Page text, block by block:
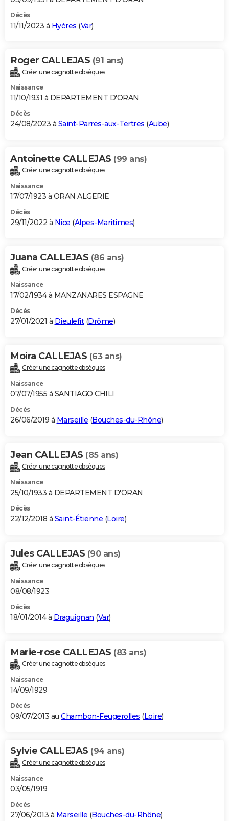
Décès
11/11/2023 à Hyères (Var)
Roger CALLEJAS (91 ans)
Créer une cagnotte obsèques
Naissance
11/10/1931 à DEPARTEMENT D'ORAN
Décès
24/08/2023 à Saint-Parres-aux-Tertres (Aube)
Antoinette CALLEJAS (99 ans)
Créer une cagnotte obsèques
Naissance
17/07/1923 à ORAN ALGERIE
Décès
29/11/2022 à Nice (Alpes-Maritimes)
Juana CALLEJAS (86 ans)
Créer une cagnotte obsèques
Naissance
17/02/1934 à MANZANARES ESPAGNE
Décès
27/01/2021 à Dieulefit(Drôme)
Moira CALLEJAS (63 ans)
Créer une cagnotte obsèques
Naissance
07/07/1955 à SANTIAGO CHILI
Décès
26/06/2019 à Marseille (Bouches-du-Rhône)
Jean CALLEJAS (85 ans)
Créer une cagnotte obsèques
Naissance
25/10/1933 à DEPARTEMENT D'ORAN
Décès
22/12/2018 à Saint-Étienne (Loire)
Jules CALLEJAS (90 ans)
Créer une cagnotte obsèques
Naissance
08/08/1923
Décès
18/01/2014 à Draguignan (Var)
Marie-rose CALLEJAS (83 ans)
Créer une cagnotte obsèques
Naissance
14/09/1929
Décès
09/07/2013 au Chambon-Feugerolles (Loire)
Sylvie CALLEJAS (94 ans)
Créer une cagnotte obsèques
Naissance
03/05/1919
Décès
27/06/2013 à Marseille (Bouches-du-Rhône)